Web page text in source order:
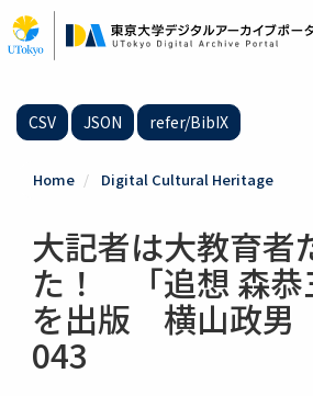
to
main
CSV JSON refer/BibIX
Home Digital Cultural Heritage
大記者は大教育者
た！ 「追想 森恭
を出版 横山
043